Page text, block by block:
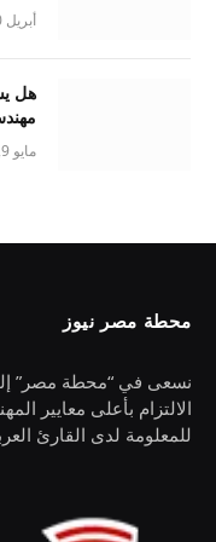
أبريل 30, 2026
هل
مايو 9, 2026
محطة مصر نيوز
نسعى في “محطة مصر” إلى
الالتزام بأعلى معايير
للمعلومة لدى القارئ